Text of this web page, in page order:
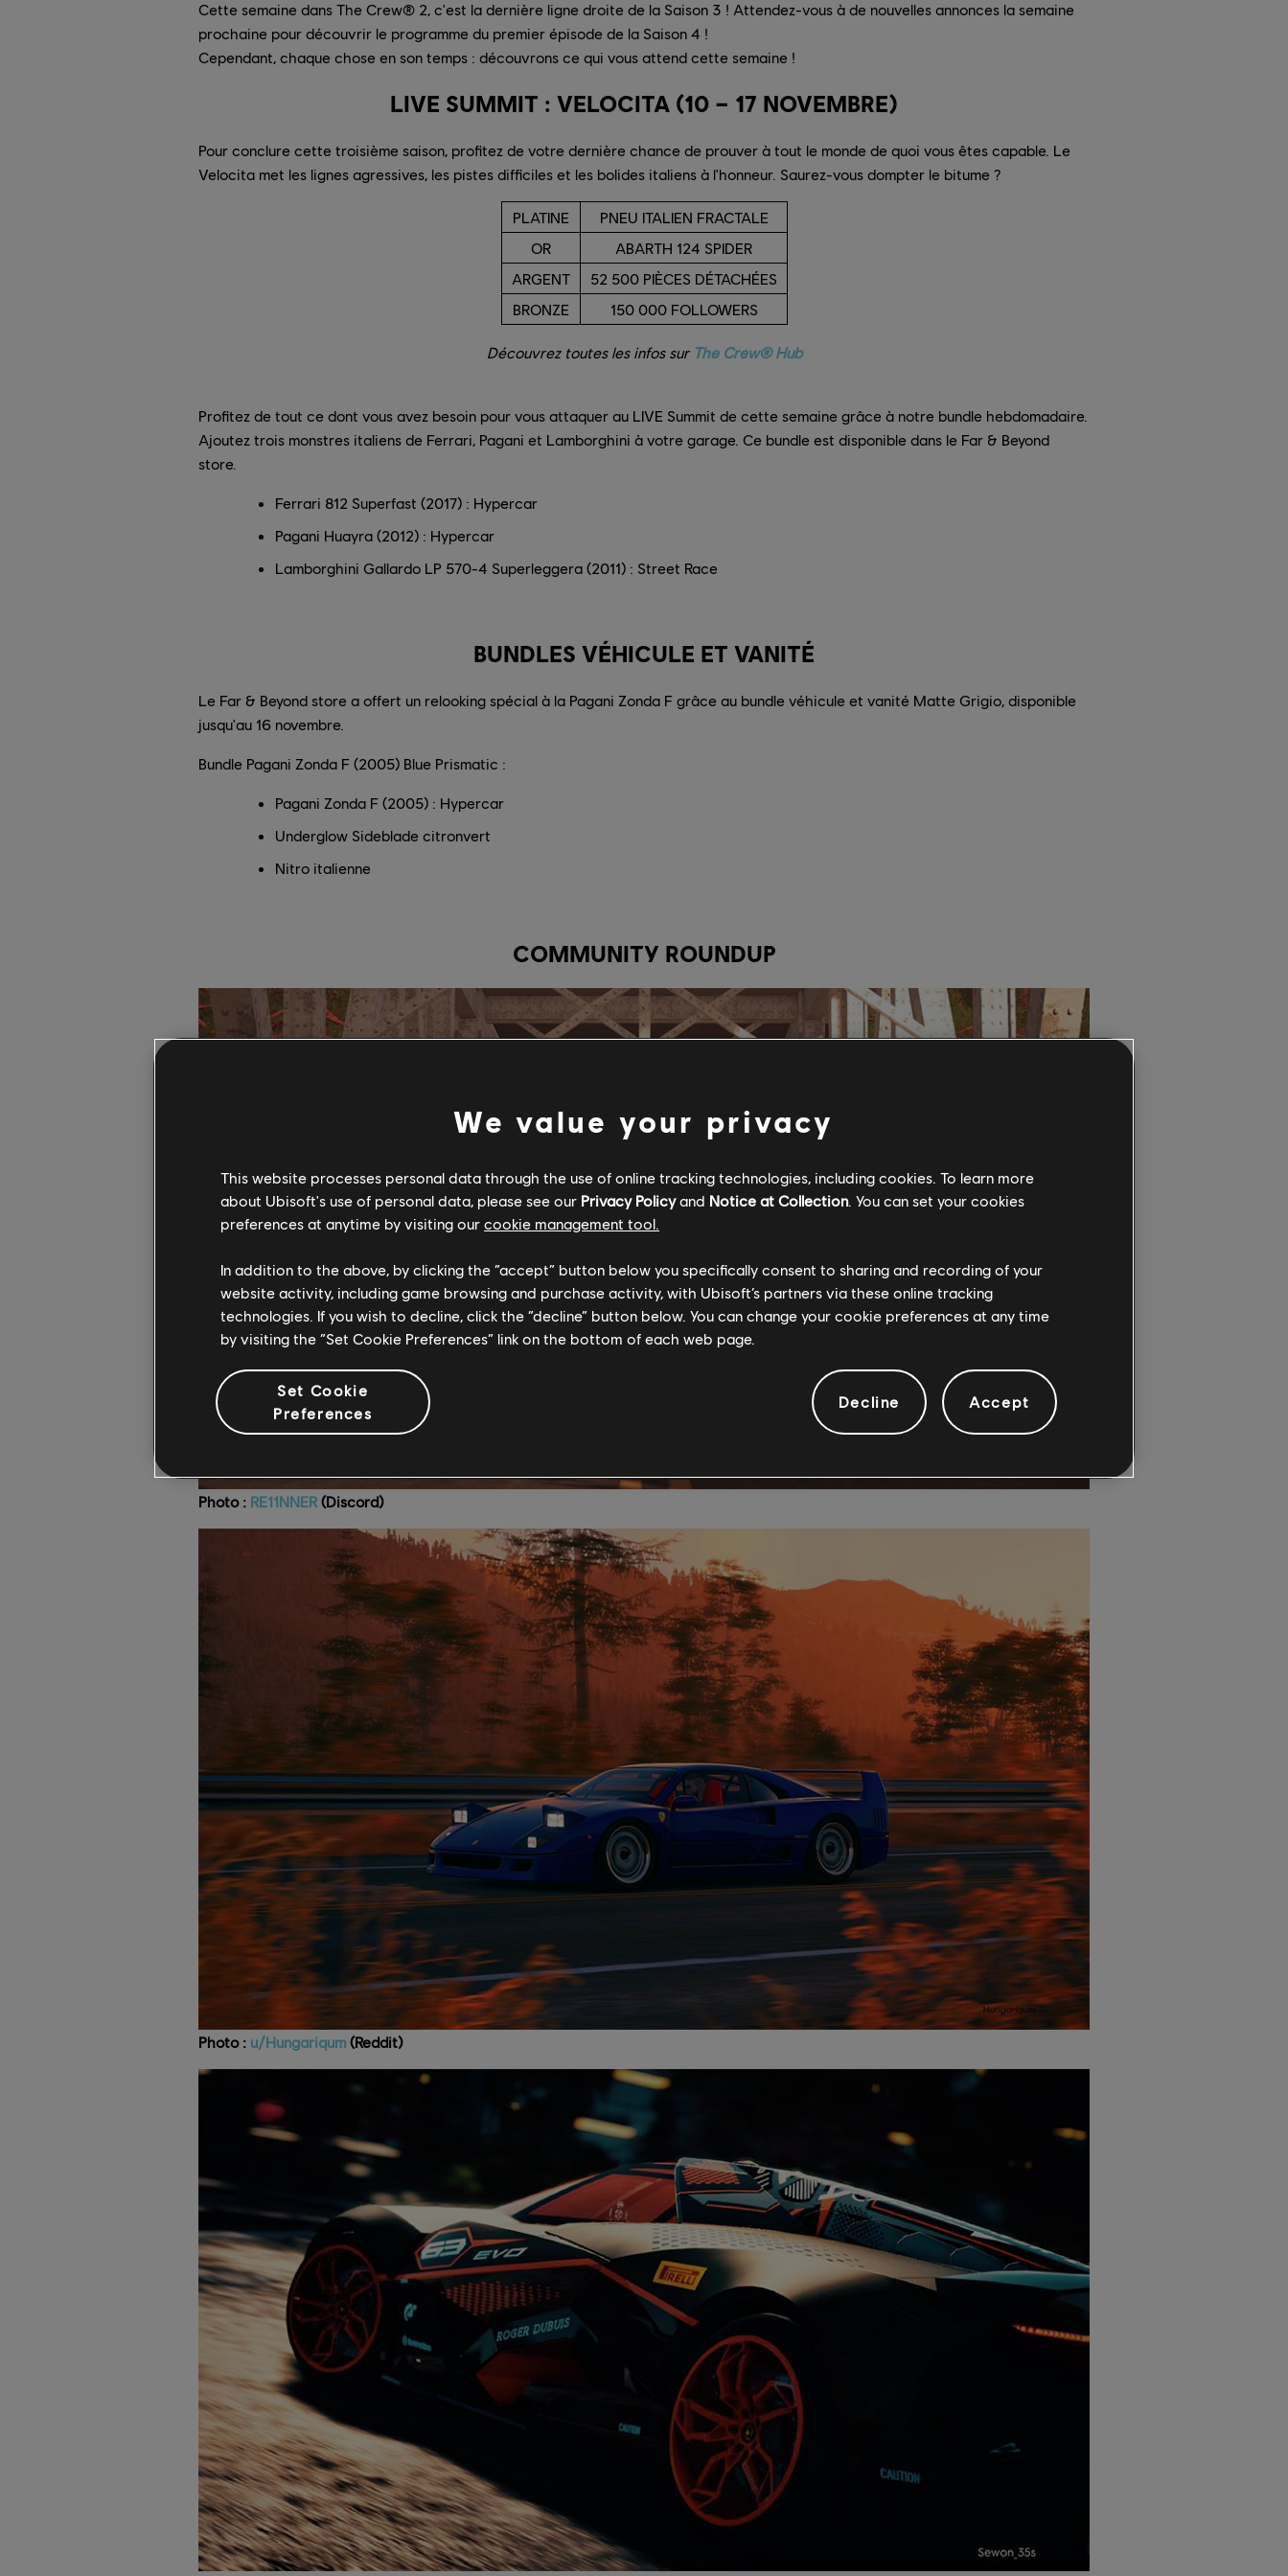
Cette semaine dans The Crew® 2, c'est la dernière ligne droite de la Saison 3 ! Attendez-vous à de nouvelles annonces la semaine
prochaine pour découvrir le programme du premier épisode de la Saison 4 !
Cependant, chaque chose en son temps : découvrons ce qui vous attend cette semaine !
LIVE SUMMIT : VELOCITA (10 – 17 NOVEMBRE)
Pour conclure cette troisième saison, profitez de votre dernière chance de prouver à tout le monde de quoi vous êtes capable. Le
Velocita met les lignes agressives, les pistes difficiles et les bolides italiens à l'honneur. Saurez-vous dompter le bitume ?
PLATINE
PNEU ITALIEN FRACTALE
OR
ABARTH 124 SPIDER
ARGENT
52 500 PIÈCES DÉTACHÉES
BRONZE
150 000 FOLLOWERS
Découvrez toutes les infos sur The Crew® Hub
Profitez de tout ce dont vous avez besoin pour vous attaquer au LIVE Summit de cette semaine grâce à notre bundle hebdomadaire.
Ajoutez trois monstres italiens de Ferrari, Pagani et Lamborghini à votre garage. Ce bundle est disponible dans le Far & Beyond
store.
Ferrari 812 Superfast (2017) : Hypercar
Pagani Huayra (2012) : Hypercar
Lamborghini Gallardo LP 570-4 Superleggera (2011) : Street Race
BUNDLES VÉHICULE ET VANITÉ
Le Far & Beyond store a offert un relooking spécial à la Pagani Zonda F grâce au bundle véhicule et vanité Matte Grigio, disponible
jusqu'au 16 novembre.
Bundle Pagani Zonda F (2005) Blue Prismatic :
Pagani Zonda F (2005) : Hypercar
Underglow Sideblade citronvert
Nitro italienne
COMMUNITY ROUNDUP
Photo : RE11NNER (Discord)
Photo : u/Hungariqum (Reddit)
We value your privacy
This website processes personal data through the use of online tracking technologies, including cookies. To learn more
about Ubisoft's use of personal data, please see our Privacy Policyand Notice at Collection. You can set your cookies
preferences at anytime by visiting our cookie management tool.
In addition to the above, by clicking the “accept” button below you specifically consent to sharing and recording of your
website activity, including game browsing and purchase activity, with Ubisoft’s partners via these online tracking
technologies. If you wish to decline, click the “decline” button below. You can change your cookie preferences at any time
by visiting the “Set Cookie Preferences” link on the bottom of each web page.
Set Cookie
Preferences
Decline Accept